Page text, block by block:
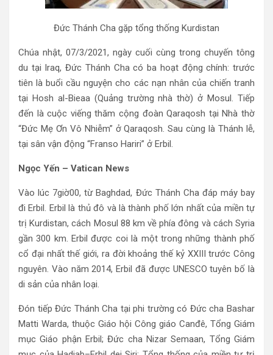
Đức Thánh Cha gặp tổng thống Kurdistan
Chúa nhật, 07/3/2021, ngày cuối cùng trong chuyến tông
du tại Iraq, Đức Thánh Cha có ba hoạt động chính: trước
tiên là buổi cầu nguyện cho các nạn nhân của chiến tranh
tại Hosh al-Bieaa (Quảng trường nhà thờ) ở Mosul. Tiếp
đến là cuộc viếng thăm cộng đoàn Qaraqosh tại Nhà thờ
“Đức Mẹ Ơn Vô Nhiễm” ở Qaraqosh. Sau cùng là Thánh lễ,
tại sân vận động “Franso Hariri” ở Erbil.
Ngọc Yến – Vatican News
Vào lúc 7giờ00, từ Baghdad, Đức Thánh Cha đáp máy bay
đi Erbil. Erbil là thủ đô và là thành phố lớn nhất của miền tự
trị Kurdistan, cách Mosul 88 km về phía đông và cách Syria
gần 300 km. Erbil được coi là một trong những thành phố
cổ đại nhất thế giới, ra đời khoảng thế kỷ XXIII trước Công
nguyên. Vào năm 2014, Erbil đã được UNESCO tuyên bố là
di sản của nhân loại.
Đón tiếp Đức Thánh Cha tại phi trường có Đức cha Bashar
Matti Warda, thuộc Giáo hội Công giáo Canđê, Tổng Giám
mục Giáo phận Erbil; Đức cha Nizar Semaan, Tổng Giám